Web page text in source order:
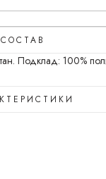
СОСТАВ
Подклад: 100%